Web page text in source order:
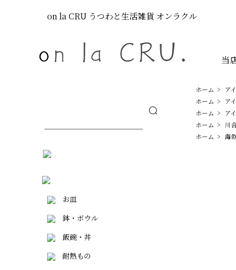
on la CRU うつわと生活雑貨 オンラクル
当
ホーム > ア
ホーム > ア
ホーム > ア
ホーム > 川
ホーム > 海
お皿
鉢・ボウル
飯碗・丼
耐熱もの